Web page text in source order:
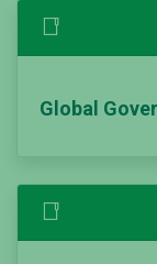
Global